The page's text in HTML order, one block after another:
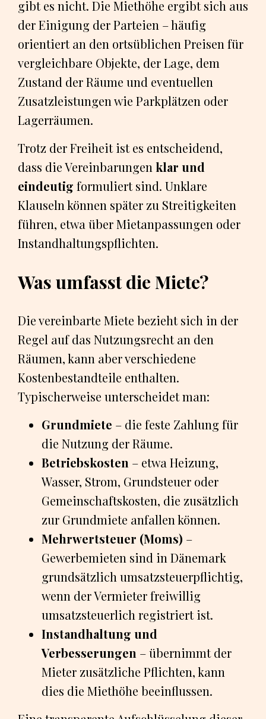
gibt es nicht. Die Miethöhe ergibt sich aus
der Einigung der Parteien – häufig
orientiert an den ortsüblichen Preisen für
vergleichbare Objekte, der Lage, dem
Zustand der Räume und eventuellen
Zusatzleistungen wie Parkplätzen oder
Lagerräumen.
Trotz der Freiheit ist es entscheidend,
dass die Vereinbarungen klar und
eindeutig formuliert sind. Unklare
Klauseln können später zu Streitigkeiten
führen, etwa über Mietanpassungen oder
Instandhaltungspflichten.
Was umfasst die Miete?
Die vereinbarte Miete bezieht sich in der
Regel auf das Nutzungsrecht an den
Räumen, kann aber verschiedene
Kostenbestandteile enthalten.
Typischerweise unterscheidet man:
Grundmiete – die feste Zahlung für
die Nutzung der Räume.
Betriebskosten – etwa Heizung,
Wasser, Strom, Grundsteuer oder
Gemeinschaftskosten, die zusätzlich
zur Grundmiete anfallen können.
Mehrwertsteuer (Moms) –
Gewerbemieten sind in Dänemark
grundsätzlich umsatzsteuerpflichtig,
wenn der Vermieter freiwillig
umsatzsteuerlich registriert ist.
Instandhaltung und
Verbesserungen – übernimmt der
Mieter zusätzliche Pflichten, kann
dies die Miethöhe beeinflussen.